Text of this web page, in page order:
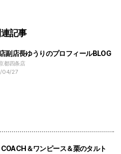
記事
副店長ゆうりのプロフィールBLOG
都四条店
04/27
COACH＆ワンピース＆栗のタルト